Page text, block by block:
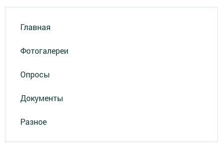
Главная
Фотогалереи
Опросы
Документы
Разное